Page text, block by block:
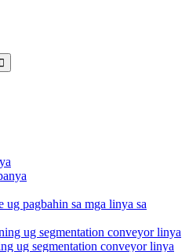
ug pagbahin sa mga linya sa
ug segmentation conveyor linya
ug segmentation conveyor linya